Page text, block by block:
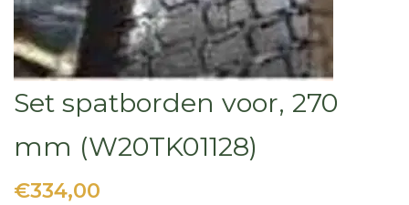
Set spatborden voor, 270
mm (W20TK01128)
€334,00